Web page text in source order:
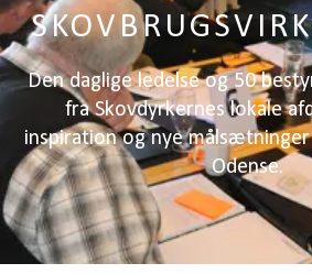
Den daglige ledelse og 50
fra Skovdyrkernes lokale
inspiration og nye
Odense.